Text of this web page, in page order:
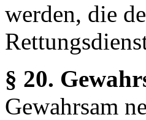
werden, die
§ 20.
Gewahrsam